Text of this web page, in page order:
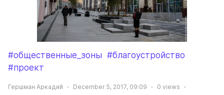
#общественные_зоны #благоустройство
#проект
Гершман Аркадий December 5, 2017, 09:09 0 views